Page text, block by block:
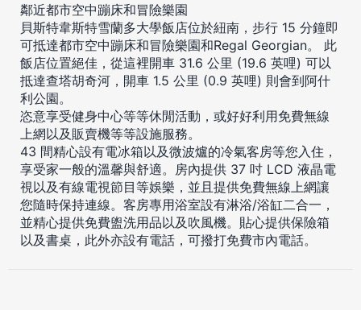
鄰近都市空中蹦床和冒險樂園
貝斯特韋斯特雪蘭多大學飯店位於紐南，步行 15 分鐘即
可抵達都市空中蹦床和冒險樂園和Regal Georgian。 此
飯店位置絕佳，從這裡開車 31.6 公里 (19.6 英哩) 可以
抵達查塔胡奇河，開車 1.5 公里 (0.9 英哩) 則會到阿什
利公園。
恣意享受健身中心等等休閒活動，或好好利用免費無線
上網以及販賣機等等設施服務。
43 間精心設有電冰箱以及微波爐的冷氣客房等您入住，
享受家一般的溫馨與舒適。房內提供 37 吋 LCD 液晶電
視以及有線電視節目等娛樂，並且提供免費無線上網讓
您隨時保持連線。客房專用浴室設有淋浴/浴缸二合一，
並精心提供免費盥洗用品以及吹風機。貼心提供保險箱
以及書桌，此外亦設有電話，可撥打免費市內電話。